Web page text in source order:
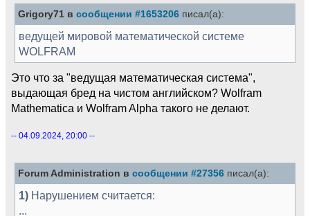
Grigory71 в сообщении #1653206 писал(а):
ведущей мировой математической системе
WOLFRAM
Это что за "ведущая математическая система",
выдающая бред на чистом английском? Wolfram
Mathematica и Wolfram Alpha такого не делают.
-- 04.09.2024, 20:00 --
Forum Administration в сообщении #27356 писал(а):
1) Нарушением считается:
...